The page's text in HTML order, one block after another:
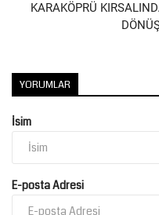
Kültür Sanat
KARAKÖPRÜ
YORUMLAR
İsim
E-posta Adresi